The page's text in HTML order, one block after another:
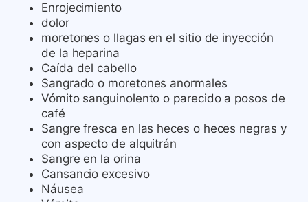
Enrojecimiento
dolor
moretones o llagas en el sitio de inyección
de la heparina
Caída del cabello
Sangrado o moretones anormales
Vómito sanguinolento o parecido a posos de
café
Sangre fresca en las heces o heces negras y
con aspecto de alquitrán
Sangre en la orina
Cansancio excesivo
Náusea